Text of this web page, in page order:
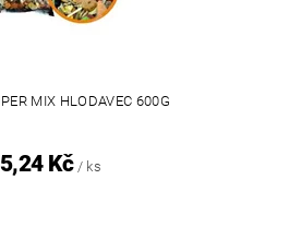
MIX HLODAVEC 600G
Kč / ks